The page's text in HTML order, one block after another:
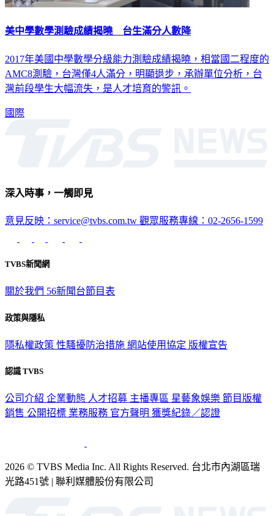
美中學數學測驗成績揭曉 台生滿分人數降
2017年美國中學數學分級能力測驗成績揭曉，相當國二程度的
AMC8測驗，台灣僅4人滿分，明顯退步，承辦單位分析，台
灣前段學生大幅流失，是人才培育的警訊。
國際
深入時事，一觸即見
意見反映：service@tvbs.com.tw 觀眾服務專線：02-2656-1599
TVBS新聞網
關於我們 56新聞台節目表
政策與隱私
隱私權政策 性騷擾防治措施 網站使用協定 版權宣告
認識 TVBS
公司介紹 企業動態 人才招募 主播專區 星藝象娛樂 節目版權
銷售 公開招標 業務服務 官方聲明 獲獎紀錄／認證
2026 © TVBS Media Inc. All Rights Reserved. 台北市內湖區瑞
光路451號 | 聯利媒體股份有限公司